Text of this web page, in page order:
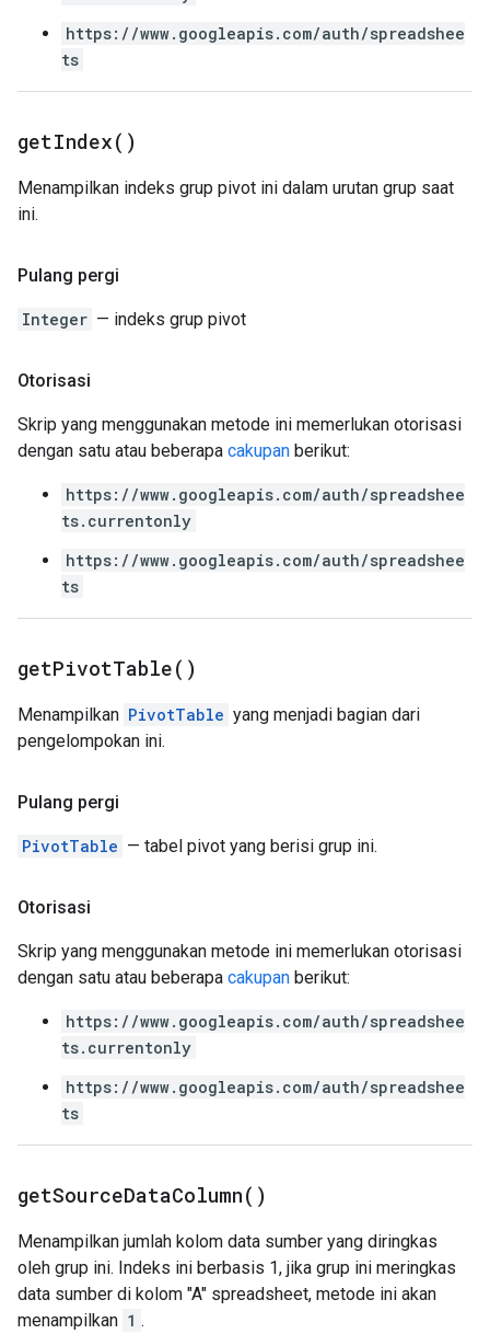
https://www.googleapis.com/auth/spreadshee
ts
getIndex( )
Menampilkan indeks grup pivot ini dalam urutan grup saat
ini.
Pulang pergi
Integer — indeks grup pivot
Otorisasi
Skrip yang menggunakan metode ini memerlukan otorisasi
dengan satu atau beberapa cakupan berikut:
https://www.googleapis.com/auth/spreadshee
ts.currentonly
https://www.googleapis.com/auth/spreadshee
ts
getPivotTable( )
Menampilkan PivotTable yang menjadi bagian dari
pengelompokan ini.
Pulang pergi
PivotTable — tabel pivot yang berisi grup ini.
Otorisasi
Skrip yang menggunakan metode ini memerlukan otorisasi
dengan satu atau beberapa cakupan berikut:
https://www.googleapis.com/auth/spreadshee
ts.currentonly
https://www.googleapis.com/auth/spreadshee
ts
getSourceDataColumn( )
Menampilkan jumlah kolom data sumber yang diringkas
oleh grup ini. Indeks ini berbasis 1, jika grup ini meringkas
data sumber di kolom "A" spreadsheet, metode ini akan
menampilkan 1 .